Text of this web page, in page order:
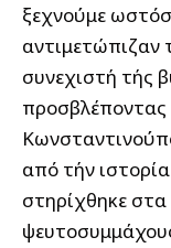
ξεχνούμε
αντιμετώπιζαν
συνεχιστή τής
προσβλέποντας
από τήν
στηρίχθηκε